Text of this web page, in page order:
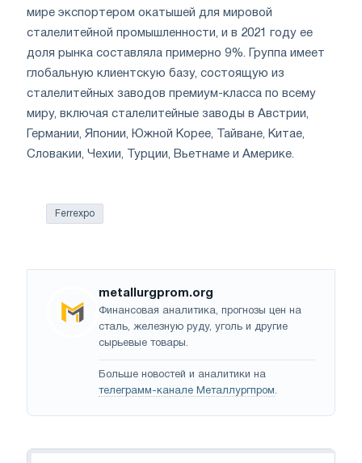
мире экспортером окатышей для мировой
сталелитейной промышленности, и в 2021 году ее
доля рынка составляла примерно 9%. Группа имеет
глобальную клиентскую базу, состоящую из
сталелитейных заводов премиум-класса по всему
миру, включая сталелитейные заводы в Австрии,
Германии, Японии, Южной Корее, Тайване, Китае,
Словакии, Чехии, Турции, Вьетнаме и Америке.
Ferrexpo
metallurgprom.org
Финансовая аналитика, прогнозы цен на
сталь, железную руду, уголь и другие
сырьевые товары.
Больше новостей и аналитики на
телеграмм-канале Металлургпром.